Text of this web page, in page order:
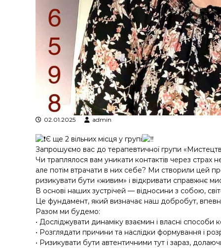
02.01.2025 admin
Є ще 2 вільних місця у групі
Запрошуємо вас до терапевтичної групи
Чи траплялося вам уникати контактів через страх
але потім втрачати в них себе? Ми створили цей
ризикувати бути «живим» і відкривати справжнє
В основі наших зустрічей — відносини з собою,
Це фундамент, який визначає наш добробут,
Разом ми будемо:
• Досліджувати динаміку взаємин і власні способи
• Розглядати причини та наслідки формування і
• Ризикувати бути автентичними тут і зараз,